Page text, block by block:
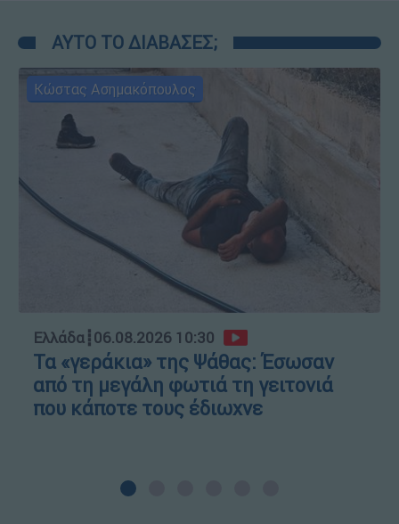
ΑΥΤΟ ΤΟ ΔΙΑΒΑΣΕΣ;
Κώστας Ασημακόπουλος
Ελλάδα┋06.08.2026 10:30
Τα «γεράκια» της Ψάθας: Έσωσαν
από τη μεγάλη φωτιά τη γειτονιά
που κάποτε τους έδιωχνε